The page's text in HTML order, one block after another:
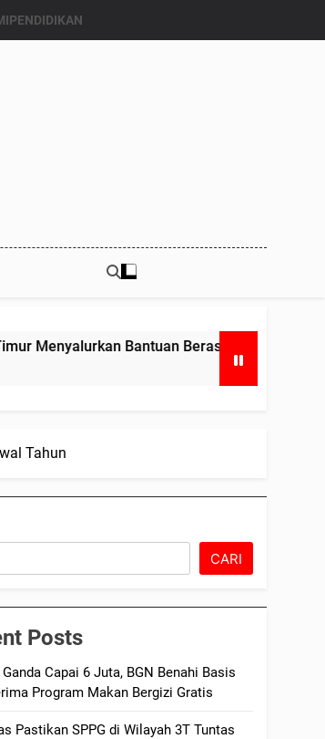
PENDIDIKAN
Beras Bapang (Bantuan Pangan) ke
Tahun
CARI
Posts
Capai 6 Juta, BGN Benahi Basis
Program Makan Bergizi Gratis
Pastikan SPPG di Wilayah 3T Tuntas